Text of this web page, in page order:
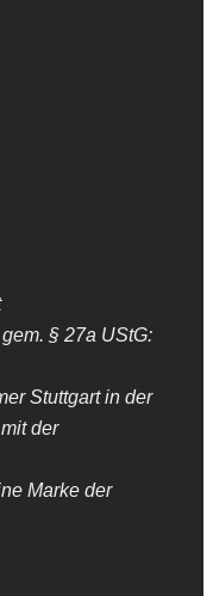
§ 27a UStG:
Stuttgart in der
der
Marke der